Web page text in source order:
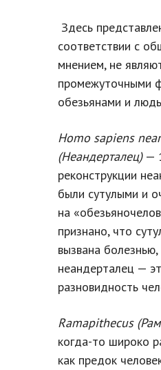
Здесь
соответствии с
мнением, не
промежуточными
обезьянами и
Homo sapiens
(Неандерталец)—
реконструкции
были сутулыми и
на
признано, что
вызвана
неандерталец —
разновидность
Ramapithecus
когда-то широко
как предок